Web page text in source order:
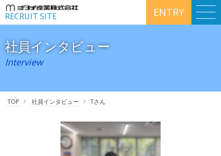
RECRUIT SITE ENTRY
社員インタビュー
Interview
TOP 社員インタビュー Tさん